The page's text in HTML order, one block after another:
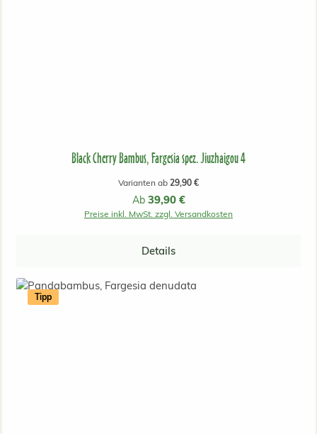
Black Cherry Bambus, Fargesia spez. Jiuzhaigou 4
Varianten ab 29,90 €
Regulärer Preis:
Ab 39,90 €
Preise inkl. MwSt. zzgl. Versandkosten
Details
Tipp